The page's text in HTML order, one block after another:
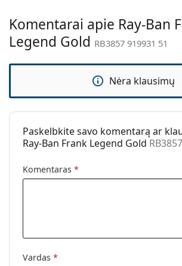
Lytis:
Unisex
Kategorija:
Kodas:
RB3857 919931 51
Komentarai apie Ray-Ban
Legend Gold RB3857 919931 51
Nėra klausimų
Paskelbkite savo komentarą ar
Ray-Ban Frank Legend Gold
Komentaras *
Vardas *